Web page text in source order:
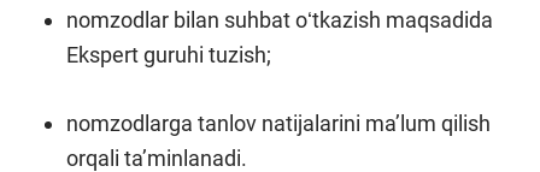
nomzodlar bilan suhbat oʻtkazish maqsadida
Ekspert guruhi tuzish;
nomzodlarga tanlov natijalarini maʼlum qilish
orqali taʼminlanadi.